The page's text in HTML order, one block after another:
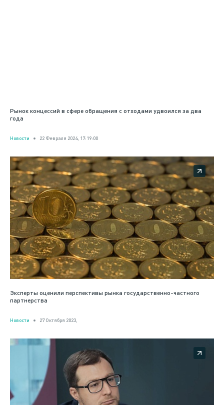
Рынок концессий в сфере обращения с отходами удвоился за два
года
Новости 22 Февраля 2024, 17:19:00
Эксперты оценили перспективы рынка государственно-частного
партнерства
Новости 27 Октября 2023,